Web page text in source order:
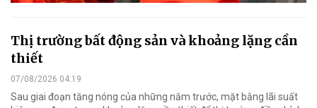
Thị trường bất động sản và khoảng lặng cần
thiết
07/08/2026 04:19
Sau giai đoạn tăng nóng của những năm trước, mặt bằng lãi suất